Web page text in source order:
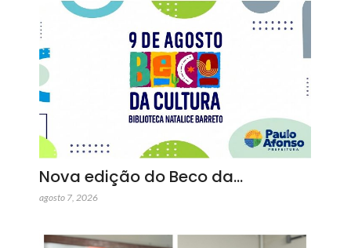
Nova edição do Beco da…
agosto 7, 2026